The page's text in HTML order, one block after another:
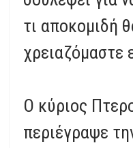
τι αποκομιδή
χρειαζόμαστε
Ο κύριος
περιέγραψε